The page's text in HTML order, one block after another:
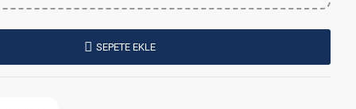
SEPETE EKLE